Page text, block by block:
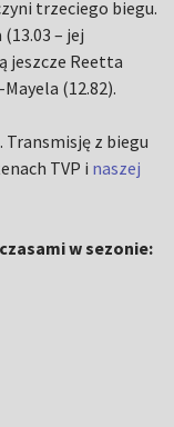
trzeciego biegu.
– jej
jeszcze Reetta
(12.82).
Transmisję z biegu
TVP i naszej
w sezonie: